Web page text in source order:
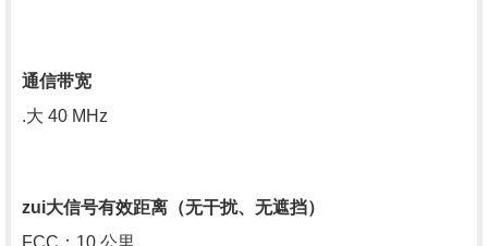
通信带宽
.大 40 MHz
zui大信号有效距离（无干扰、无遮挡）
FCC：10 公里